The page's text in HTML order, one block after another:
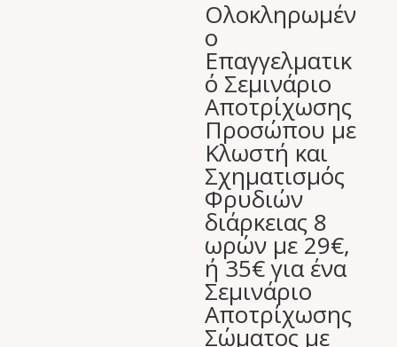
Ολοκληρωμέν
ο
Επαγγελματικ
ό Σεμινάριο
Αποτρίχωσης
Προσώπου με
Κλωστή και
Σχηματισμός
Φρυδιών
διάρκειας 8
ωρών με 29€,
ή 35€ για ένα
Σεμινάριο
Αποτρίχωσης
Σώματος με